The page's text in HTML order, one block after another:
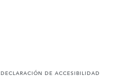
DECLARACIÓN DE ACCESIBILIDAD